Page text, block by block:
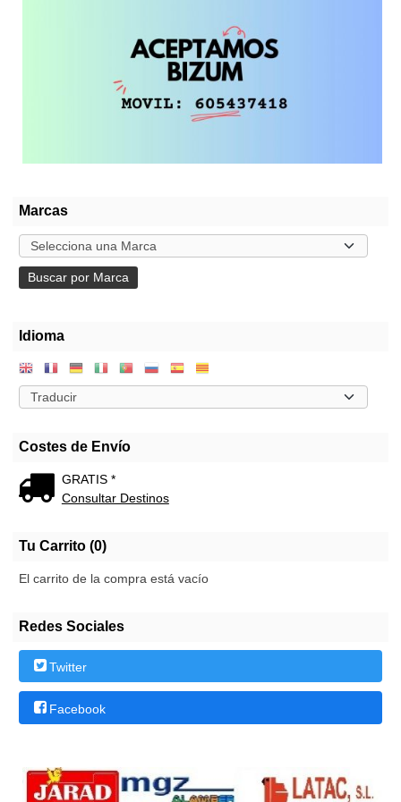
Marcas
Idioma
Costes de Envío
GRATIS *
Consultar Destinos
Tu Carrito (0)
El carrito de la compra está vacío
Redes Sociales
Twitter
Facebook